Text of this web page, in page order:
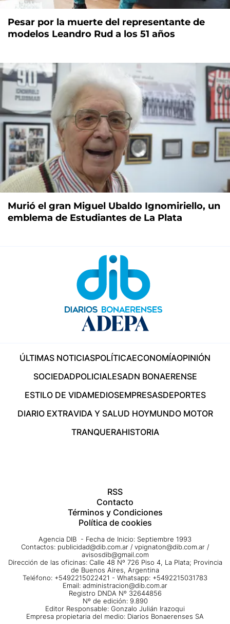
Pesar por la muerte del representante de
modelos Leandro Rud a los 51 años
Murió el gran Miguel Ubaldo Ignomiriello, un
emblema de Estudiantes de La Plata
ÚLTIMAS NOTICIASPOLÍTICAECONOMÍAOPINIÓN
SOCIEDADPOLICIALESADN BONAERENSE
ESTILO DE VIDAMEDIOSEMPRESASDEPORTES
DIARIO EXTRAVIDA Y SALUD HOYMUNDO MOTOR
TRANQUERAHISTORIA
RSS
Contacto
Términos y Condiciones
Política de cookies
Agencia DIB - Fecha de Inicio: Septiembre 1993
Contactos: publicidad@dib.com.ar / vpignaton@dib.com.ar /
avisosdib@gmail.com
Dirección de las oficinas: Calle 48 Nº 726 Piso 4, La Plata; Provincia
de Buenos Aires, Argentina
Teléfono: +5492215022421 - Whatsapp: +5492215031783
Email: administracion@dib.com.ar
Registro DNDA Nº 32644856
Nº de edición: 9.890
Editor Responsable: Gonzalo Julián Irazoqui
Empresa propietaria del medio: Diarios Bonaerenses SA